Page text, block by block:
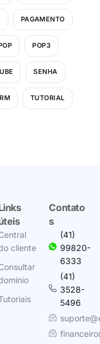
PAGAMENTO
POP3
SENHA
TUTORIAL
cliente
Contato
s
(41)
99820-
6333
(41)
3528-
5496